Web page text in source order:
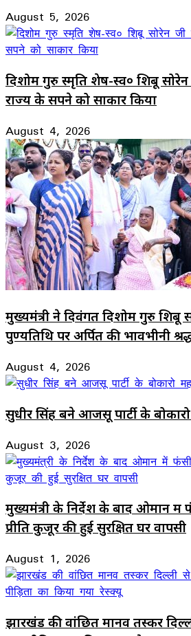
August 5, 2026
दिशोम गुरु स्मृति शेष-स्व० शिबू
राज्य के सपने को साकार किया
August 4, 2026
मुख्यमंत्री ने दिवंगत दिशोम गुरु शिबू
पुण्यतिथि पर अर्पित की भावभीनी
August 4, 2026
सुधीर सिंह बने आजसू पार्टी के
August 3, 2026
मुख्यमंत्री के निर्देश के बाद ओमान में
प्रीति कुजूर की हुई सुरक्षित घर वापसी
August 1, 2026
झारखंड की वांछित मानव तस्कर